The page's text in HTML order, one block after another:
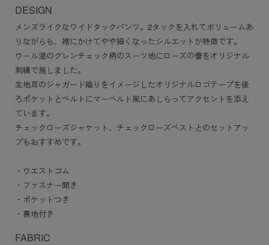
DESIGN
メンズライクなワイドタックパンツ。2タックを入れてボリュームあ
りながらも、裾にかけてやや細くなったシルエットが特徴です。
ウール混のグレンチェック柄のスーツ地にローズの蕾をオリジナル
刺繍で施しました。
生地耳のジャガード織りをイメージしたオリジナルロゴテープを後
ろポケットとベルトにマーベルト風にあしらってアクセントを添え
ています。
チェックローズジャケット、チェックローズベストとのセットアッ
プもおすすめです。
・ウエストゴム
・ファスナー開き
・ポケットつき
・裏地付き
FABRIC